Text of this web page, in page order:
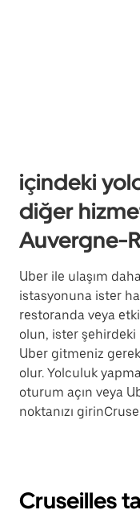
içindeki
diğer
Auvergne-
Uber ile ulaşım
istasyonuna ister
restoranda veya
olun, ister
Uber gitmeniz
olur. Yolculuk
oturum açın veya
noktanızı
Cruseilles